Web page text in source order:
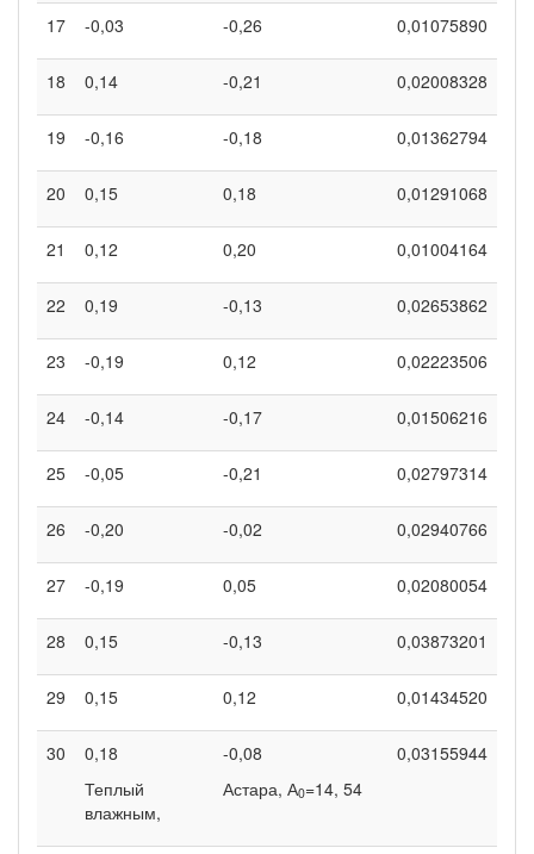
17 -0,03 -0,26 0,01075890
18 0,14 -0,21 0,02008328
19 -0,16 -0,18 0,01362794
20 0,15 0,18 0,01291068
21 0,12 0,20 0,01004164
22 0,19 -0,13 0,02653862
23 -0,19 0,12 0,02223506
24 -0,14 -0,17 0,01506216
25 -0,05 -0,21 0,02797314
26 -0,20 -0,02 0,02940766
27 -0,19 0,05 0,02080054
28 0,15 -0,13 0,03873201
29 0,15 0,12 0,01434520
30
0,18
Теплый
влажным,
-0,08
Астара, А0=14, 54
0,03155944